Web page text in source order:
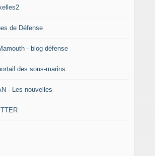
de Défense
- blog défense
des sous-marins
- Les nouvelles